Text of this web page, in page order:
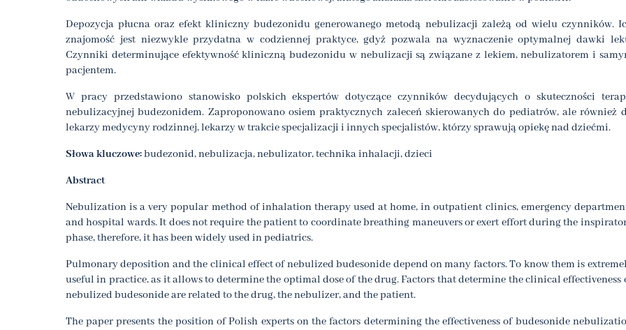
Depozycja płucna oraz efekt kliniczny budezonidu generowanego metodą nebulizacji zależą od wielu czynników.
znajomość jest niezwykle przydatna w codziennej praktyce, gdyż pozwala na wyznaczenie optymalnej dawki
Czynniki determinujące efektywność kliniczną budezonidu w nebulizacji są związane z lekiem, nebulizatorem i
pacjentem.
W pracy przedstawiono stanowisko polskich ekspertów dotyczące czynników decydujących o skuteczności
nebulizacyjnej budezonidem. Zaproponowano osiem praktycznych zaleceń skierowanych do pediatrów, ale również
lekarzy medycyny rodzinnej, lekarzy w trakcie specjalizacji i innych specjalistów, którzy sprawują opiekę nad dziećmi.
Słowa kluczowe:budezonid, nebulizacja, nebulizator, technika inhalacji, dzieci
Abstract
Nebulization is a very popular method of inhalation therapy used at home, in outpatient clinics, emergency
and hospital wards. It does not require the patient to coordinate breathing maneuvers or exert effort during the
phase, therefore, it has been widely used in pediatrics.
Pulmonary deposition and the clinical effect of nebulized budesonide depend on many factors. To know them is
useful in practice, as it allows to determine the optimal dose of the drug. Factors that determine the clinical effectiveness
nebulized budesonide are related to the drug, the nebulizer, and the patient.
The paper presents the position of Polish experts on the factors determining the effectiveness of budesonide